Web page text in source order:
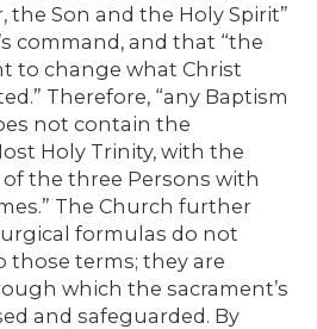
the Son and the Holy Spirit”
command, and that “the
to change what Christ
Therefore, “any Baptism
not contain the
Holy Trinity, with the
the three Persons with
The Church further
formulas do not
those terms; they are
which the sacrament’s
and safeguarded. By